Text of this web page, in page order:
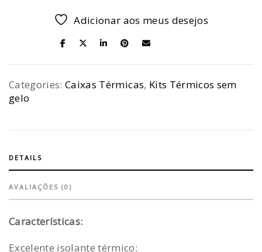
Adicionar aos meus desejos
Categories:Caixas Térmicas, Kits Térmicos sem
gelo
DETAILS
AVALIAÇÕES (0)
Características:
Excelente isolante térmico;